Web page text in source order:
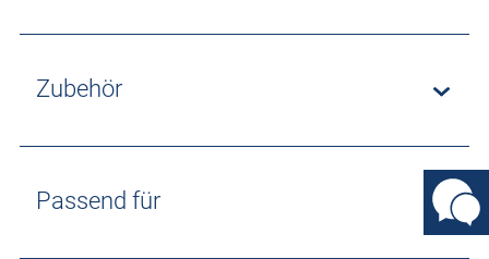
Zubehör
Passend für